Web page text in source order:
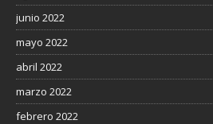
junio 2022
mayo 2022
abril 2022
marzo 2022
febrero 2022